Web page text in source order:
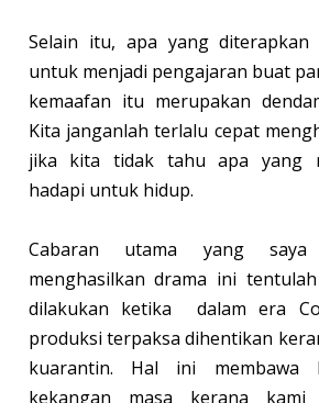
Selain itu, apa yang diterapkan
untuk menjadi pengajaran buat
kemaafan itu merupakan
Kita janganlah terlalu cepat
jika kita tidak tahu apa yang
hadapi untuk hidup.
Cabaran utama yang
menghasilkan drama ini
dilakukan ketika dalam era
produksi terpaksa dihentikan
kuarantin. Hal ini membawa
kekangan masa kerana kami